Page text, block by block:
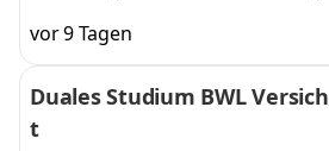
vor 9 Tagen
Duales Studium BWL
t